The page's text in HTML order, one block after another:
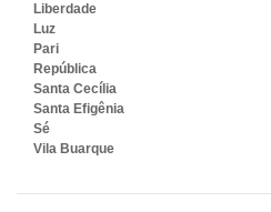
Liberdade
Luz
Pari
República
Santa Cecília
Santa Efigênia
Sé
Vila Buarque